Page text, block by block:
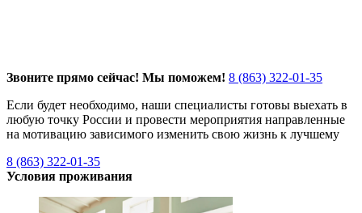
Звоните прямо сейчас! Мы поможем! 8 (863) 322-01-35
Если будет необходимо, наши специалисты готовы выехать в
любую точку России и провести мероприятия направленные
на мотивацию зависимого изменить свою жизнь к лучшему
8 (863) 322-01-35
Условия проживания